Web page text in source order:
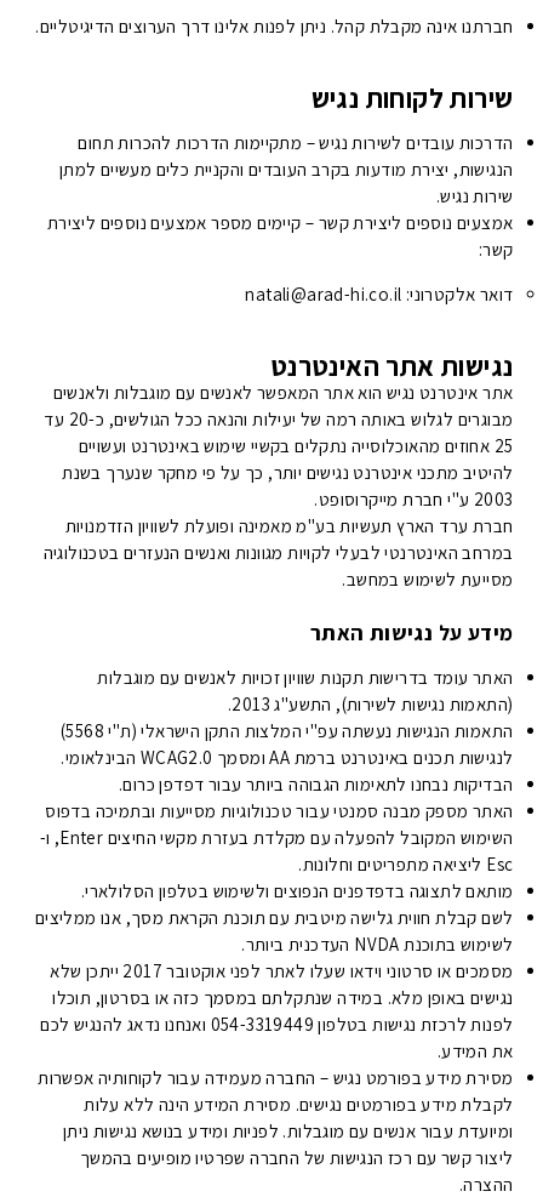
חברתנו אינה מקבלת קהל. ניתן לפנות אלינו דרך הערוצים הדיגיטליים.
שירות לקוחות נגיש
הדרכות עובדים לשירות נגיש – מתקיימות הדרכות להכרות תחום
הנגישות, יצירת מודעות בקרב העובדים והקניית כלים מעשיים למתן
שירות נגיש.
אמצעים נוספים ליצירת קשר – קיימים מספר אמצעים נוספים ליצירת
קשר:
דואר אלקטרוני: natali@arad-hi.co.il
נגישות אתר האינטרנט
אתר אינטרנט נגיש הוא אתר המאפשר לאנשים עם מוגבלות ולאנשים
מבוגרים לגלוש באותה רמה של יעילות והנאה ככל הגולשים, כ-20 עד
25 אחוזים מהאוכלוסייה נתקלים בקשיי שימוש באינטרנט ועשויים
להיטיב מתכני אינטרנט נגישים יותר, כך על פי מחקר שנערך בשנת
2003 ע"י חברת מייקרוסופט.
חברת ערד הארץ תעשיות בע"מ מאמינה ופועלת לשוויון הזדמנויות
במרחב האינטרנטי לבעלי לקויות מגוונות ואנשים הנעזרים בטכנולוגיה
מסייעת לשימוש במחשב.
מידע על נגישות האתר
האתר עומד בדרישות תקנות שוויון זכויות לאנשים עם מוגבלות
(התאמות נגישות לשירות), התשע"ג 2013.
התאמות הנגישות נעשתה עפ"י המלצות התקן הישראלי (ת"י 5568)
לנגישות תכנים באינטרנט ברמת AA ומסמך WCAG2.0 הבינלאומי.
הבדיקות נבחנו לתאימות הגבוהה ביותר עבור דפדפן כרום.
האתר מספק מבנה סמנטי עבור טכנולוגיות מסייעות ובתמיכה בדפוס
השימוש המקובל להפעלה עם מקלדת בעזרת מקשי החיצים Enter, ו-
Esc ליציאה מתפריטים וחלונות.
מותאם לתצוגה בדפדפנים הנפוצים ולשימוש בטלפון הסלולארי.
לשם קבלת חווית גלישה מיטבית עם תוכנת הקראת מסך, אנו ממליצים
לשימוש בתוכנת NVDA העדכנית ביותר.
מסמכים או סרטוני וידאו שעלו לאתר לפני אוקטובר 2017 ייתכן שלא
נגישים באופן מלא. במידה שנתקלתם במסמך כזה או בסרטון, תוכלו
לפנות לרכזת נגישות בטלפון 054-3319449 ואנחנו נדאג להנגיש לכם
את המידע.
מסירת מידע בפורמט נגיש – החברה מעמידה עבור לקוחותיה אפשרות
לקבלת מידע בפורמטים נגישים. מסירת המידע הינה ללא עלות
ומיועדת עבור אנשים עם מוגבלות. לפניות ומידע בנושא נגישות ניתן
ליצור קשר עם רכז הנגישות של החברה שפרטיו מופיעים בהמשך
ההצרה.